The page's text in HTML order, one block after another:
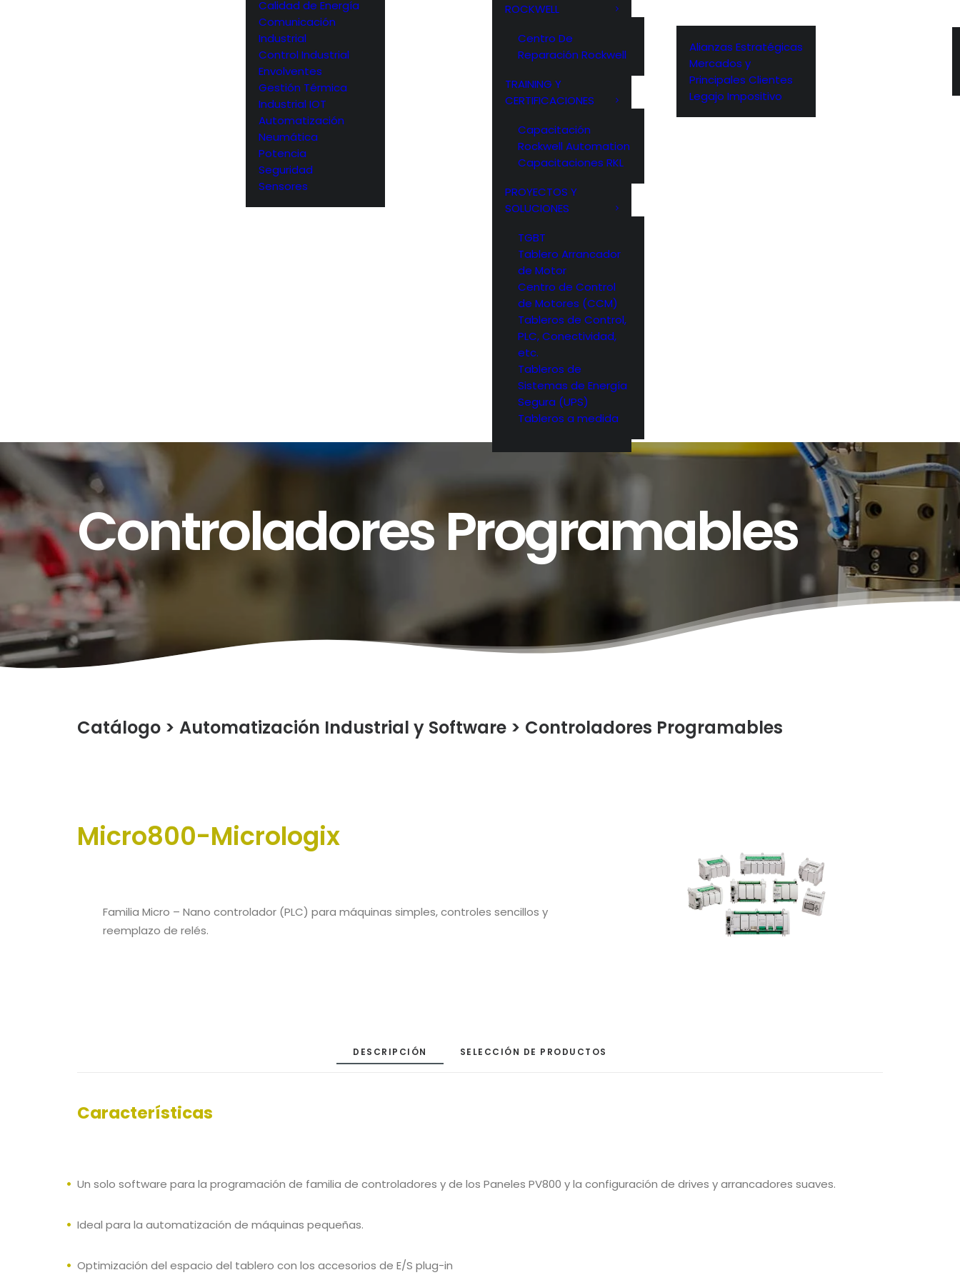
Calidad de Energía
Comunicación
Industrial
Control Industrial
Envolventes
Gestión Térmica
Industrial IOT
Automatización
Neumática
Potencia
Seguridad
Sensores
ROCKWELL
Centro De
Reparación Rockwell
TRAINING Y
CERTIFICACIONES
Capacitación
Rockwell Automation
Capacitaciones RKL
PROYECTOS Y
SOLUCIONES
TGBT
Tablero Arrancador
de Motor
Centro de Control
de Motores (CCM)
Tableros de Control,
PLC, Conectividad,
etc.
Tableros de
Sistemas de Energía
Segura (UPS)
Tableros a medida
Alianzas Estratégicas
Mercados y
Principales Clientes
Legajo Impositivo
Controladores Programables
Catálogo > Automatización Industrial y Software > Controladores Programables
Micro800-Micrologix
Familia Micro – Nano controlador (PLC) para máquinas simples, controles sencillos y
reemplazo de relés.
DESCRIPCIÓN SELECCIÓN DE PRODUCTOS
Características
Un solo software para la programación de familia de controladores y de los Paneles PV800 y la configuración de drives y arrancadores suaves.
Ideal para la automatización de máquinas pequeñas.
Optimización del espacio del tablero con los accesorios de E/S plug-in